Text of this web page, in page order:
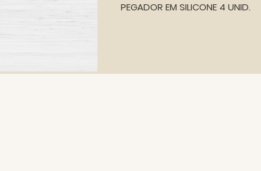
PEGADOR EM SILICONE 4 UNID.